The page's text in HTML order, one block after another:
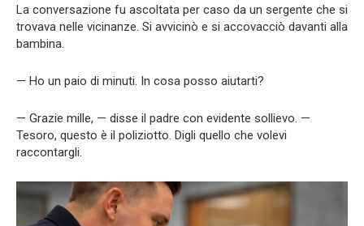
La conversazione fu ascoltata per caso da un sergente che si
trovava nelle vicinanze. Si avvicinò e si accovacciò davanti alla
bambina.
— Ho un paio di minuti. In cosa posso aiutarti?
— Grazie mille, — disse il padre con evidente sollievo. —
Tesoro, questo è il poliziotto. Digli quello che volevi
raccontargli.